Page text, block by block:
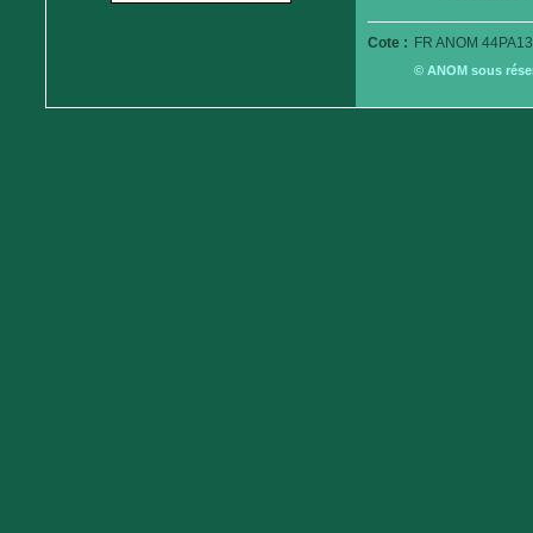
Cote : FR ANOM
© ANOM sous